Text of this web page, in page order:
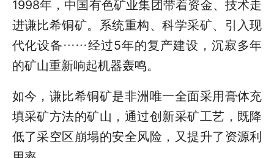
1998年，中国有色矿业集团带着资金、技术走
进谦比希铜矿。系统重构、科学采矿、引入现
代化设备……经过5年的复产建设，沉寂多年
的矿山重新响起机器轰鸣。
如今，谦比希铜矿是非洲唯一全面采用膏体充
填采矿方法的矿山，通过创新采矿工艺，既降
低了采空区崩塌的安全风险，又提升了资源利